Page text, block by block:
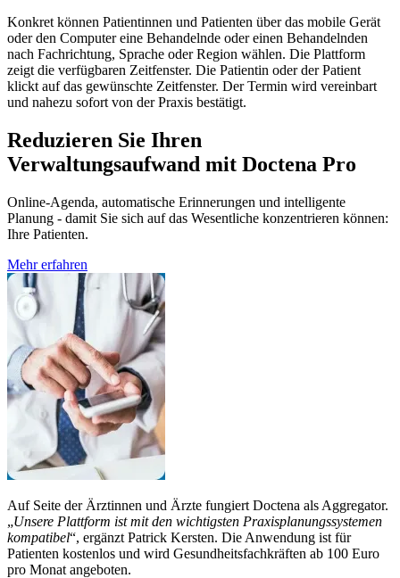
Konkret können Patientinnen und Patienten über das mobile Gerät
oder den Computer eine Behandelnde oder einen Behandelnden
nach Fachrichtung, Sprache oder Region wählen. Die Plattform
zeigt die verfügbaren Zeitfenster. Die Patientin oder der Patient
klickt auf das gewünschte Zeitfenster. Der Termin wird vereinbart
und nahezu sofort von der Praxis bestätigt.
Reduzieren Sie Ihren
Verwaltungsaufwand mit Doctena Pro
Online-Agenda, automatische Erinnerungen und intelligente
Planung - damit Sie sich auf das Wesentliche konzentrieren können:
Ihre Patienten.
Mehr erfahren
Auf Seite der Ärztinnen und Ärzte fungiert Doctena als Aggregator.
„Unsere Plattform ist mit den wichtigsten Praxisplanungssystemen
kompatibel“, ergänzt Patrick Kersten. Die Anwendung ist für
Patienten kostenlos und wird Gesundheitsfachkräften ab 100 Euro
pro Monat angeboten.